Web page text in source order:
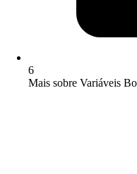
6
Mais sobre Variáveis